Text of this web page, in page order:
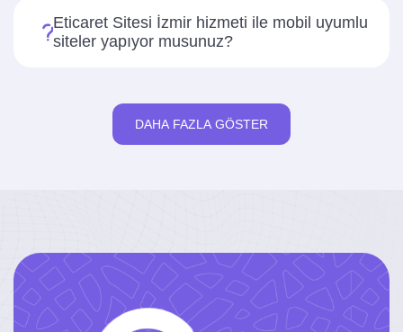
Eticaret Sitesi İzmir hizmeti ile mobil uyumlu
siteler yapıyor musunuz?
DAHA FAZLA GÖSTER